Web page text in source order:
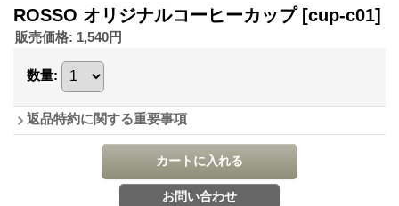
ROSSO オリジナルコーヒーカップ [cup-c01]
販売価格: 1,540円
数量:
返品特約に関する重要事項